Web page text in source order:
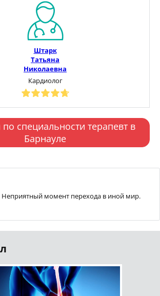
Штарк
Татьяна
Николаевна
Кардиолог
специальности терапевт в
Барнауле
Неприятный момент перехода в иной мир.